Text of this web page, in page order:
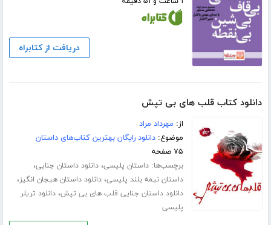
دریافت از کتابراه
دانلود کتاب قلب های بی تپش
از: مهرداد مراد
موضوع:دانلود رایگان بهترین کتاب‌های داستان
۷۵ صفحه
برچسب‌ها:داستان پلیسی،دانلود داستان جنایی،
داستان نیمه بلند پلیسی،دانلود داستان هیجان انگیز،
دانلود داستان جنایی قلب های بی تپش،دانلود تریلر
پلیسی